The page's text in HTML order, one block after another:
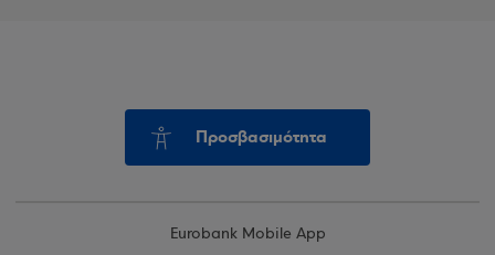
Προσβασιμότητα
Eurobank Mobile App